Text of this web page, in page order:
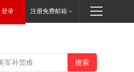
登录 注册免费邮箱